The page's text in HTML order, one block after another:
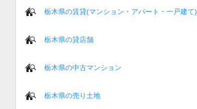
栃木県の賃貸(マンション・アパート・一戸建て)
栃木県の貸店舗
栃木県の中古マンション
栃木県の売り土地